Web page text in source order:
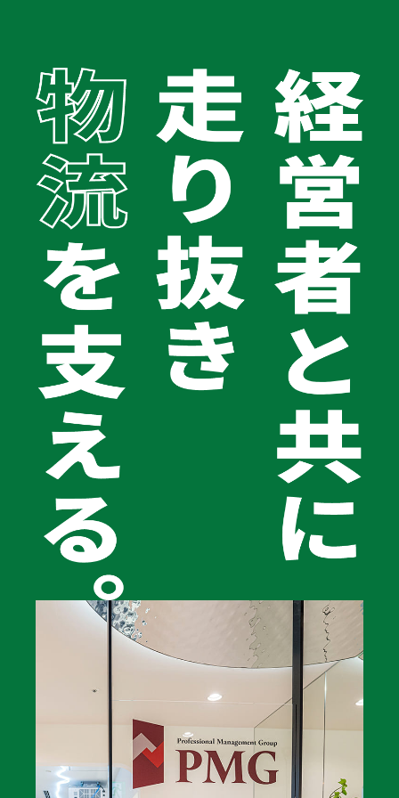
会社概要
経営理念
代表メッセージ
グループ企業
健康宣言2025
お問い合わせ
0120-062-194
受付時間 平日9:00〜18:00
アルミバンリースバック
＼ アルミバンリースバックならPMG Logistic
s／
アルミバンリースバックとは、今持っているアルミバンをリ
ース会社に売却し、その代金を事業資金として活用できる仕
組みのことです。売却後もリース契約を結ぶことで、同じア
ルミバンをそのまま使い続けることができます。また、単に
アルミバンを売って現金を得るだけでなく、手元に車両を残
したまま資金を確保できるため、財務状況が改善されること
もアルミバンリースバックの大きな魅力です。
お問い合わせはこちら
こんなお悩み
ありませんか？